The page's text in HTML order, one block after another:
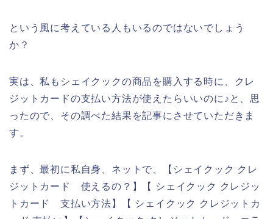
という風に考えている人もいるのではないでしょう
か？
実は、私もシェイクックの商品を購入する時に、クレ
ジットカードの支払い方法が使えたらいいのに♪と、思
ったので、その調べた結果を記事にさせていただきま
す。
まず、最初に私自身、ネットで、【シェイクック クレ
ジットカード 使えるの？】【 シェイクック クレジッ
トカード 支払い方法】【 シェイクック クレジットカ